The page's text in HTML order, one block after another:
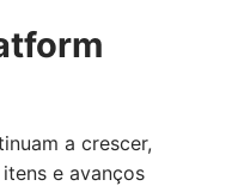
a crescer,
e avanços